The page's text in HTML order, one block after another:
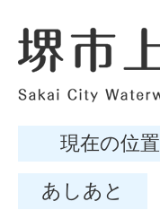
現在の位置
あしあと